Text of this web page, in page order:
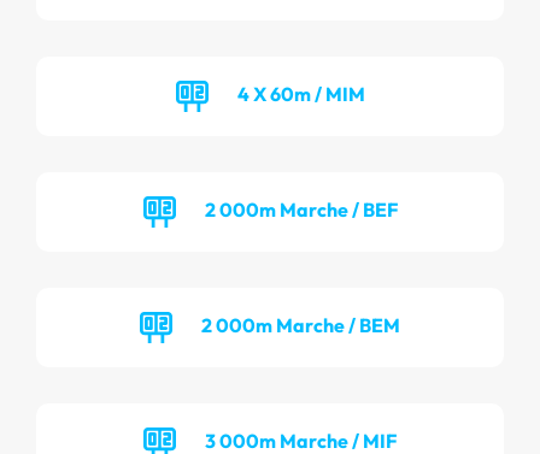
4 X 60m / MIM
2 000m Marche / BEF
2 000m Marche / BEM
3 000m Marche / MIF